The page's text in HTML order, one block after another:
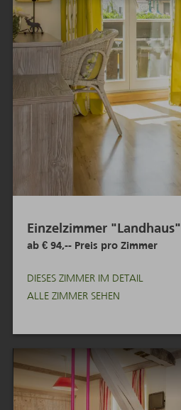
Einzelzimmer "Landhaus"
ab€ 94,--
DIESES ZIMMER IM DETAIL
ALLE ZIMMER SEHEN